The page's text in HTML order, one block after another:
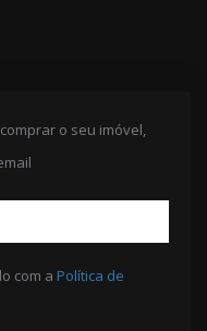
o seu imóvel,
com a Política de